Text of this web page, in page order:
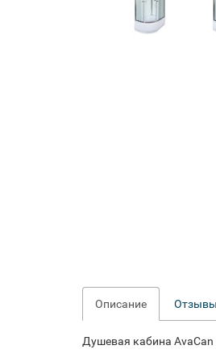
Описание Отзывы
Душевая кабина